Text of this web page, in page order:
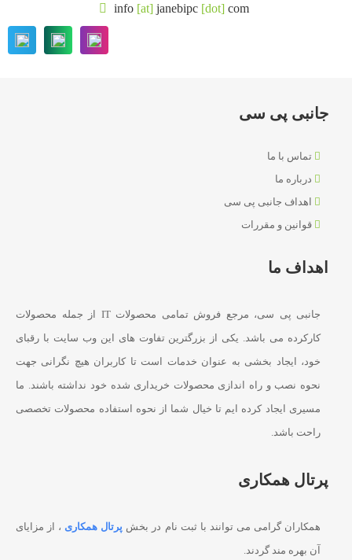
info [at] janebipc [dot] com
جانبی پی سی
تماس با ما
درباره ما
اهداف جانبی پی سی
قوانین و مقررات
اهداف ما
جانبی پی سی، مرجع فروش تمامی محصولات IT از جمله محصولات
کارکرده می باشد. یکی از بزرگترین تفاوت های این وب سایت با رقبای
خود، ایجاد بخشی به عنوان خدمات است تا کاربران هیچ نگرانی جهت
نحوه نصب و راه اندازی محصولات خریداری شده خود نداشته باشند. ما
مسیری ایجاد کرده ایم تا خیال شما از نحوه استفاده محصولات تخصصی
راحت باشد.
پرتال همکاری
همکاران گرامی می توانند با ثبت نام در بخش پرتال همکاری ، از مزایای
آن بهره مند گردند.